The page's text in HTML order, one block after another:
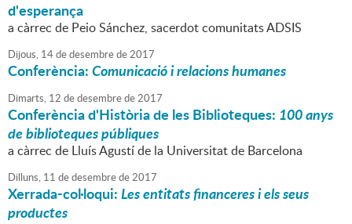
d'esperança
a càrrec de Peio Sánchez, sacerdot comunitats ADSIS
Dijous, 14dedesembrede2017
Conferència:Comunicació i relacions humanes
Dimarts, 12 dedesembrede2017
Conferència d'Història de les Biblioteques: 100 anys
de biblioteques públiques
a càrrec de Lluís Agustí de la Universitat de Barcelona
Dilluns, 11 dedesembrede2017
Xerrada-col·loqui:Les entitats financeres i els seus
productes